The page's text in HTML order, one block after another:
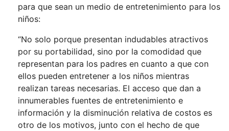
para que sean un medio de entretenimiento para los
niños:
“No solo porque presentan indudables atractivos
por su portabilidad, sino por la comodidad que
representan para los padres en cuanto a que con
ellos pueden entretener a los niños mientras
realizan tareas necesarias. El acceso que dan a
innumerables fuentes de entretenimiento e
información y la disminución relativa de costos es
otro de los motivos, junto con el hecho de que